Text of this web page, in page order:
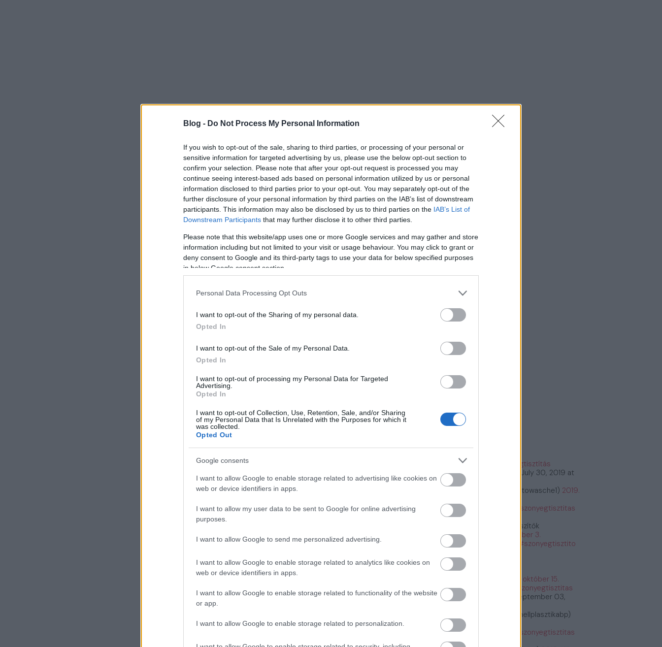
Blog - Do Not Process My Personal Information
If you wish to opt-out of the sale, sharing to third parties, or processing of your personal or
sensitive information for targeted advertising by us, please use the below opt-out section to
confirm your selection. Please note that after your opt-out request is processed you may
continue seeing interest-based ads based on personal information utilized by us or personal
information disclosed to third parties prior to your opt-out. You may separately opt-out of the
further disclosure of your personal information by third parties on the IAB’s list of downstream
participants. This information may also be disclosed by us to third parties on the IAB’s List of
Downstream Participants that may further disclose it to other third parties.
Please note that this website/app uses one or more Google services and may gather and store
information including but not limited to your visit or usage behaviour. You may click to grant or
deny consent to Google and its third-party tags to use your data for below specified purposes
in below Google consent section.
Personal Data Processing Opt Outs
I want to opt-out of the Sharing of my personal data.
Opted In
I want to opt-out of the Sale of my Personal Data.
Opted In
I want to opt-out of processing my Personal Data for Targeted
Advertising.
Opted In
I want to opt-out of Collection, Use, Retention, Sale, and/or Sharing
of my Personal Data that Is Unrelated with the Purposes for which it
was collected.
Opted Out
Google consents
I want to allow Google to enable storage related to advertising like cookies on
web or device identifiers in apps.
I want to allow my user data to be sent to Google for online advertising
purposes.
I want to allow Google to send me personalized advertising.
I want to allow Google to enable storage related to analytics like cookies on
web or device identifiers in apps.
I want to allow Google to enable storage related to functionality of the website
or app.
I want to allow Google to enable storage related to personalization.
Szőnyegtisztítás
#szőnyegtisztítás
https://t.co/2kCeMMwvxK
July 30, 2019 at
06:26PM
— bioautowasche (@bioautowasche1) 2019.
https://t.co/PASrtywGdr
#szonyegtisztitas
https://t.co/PASrtywGdr
— Étrend és Táplálékkiegészítők
(@etrendes)
2019. december 3.
https://t.co/G6y7bq2BNU
#szonyegtisztito
https://t.co/G6y7bq2BNU
— Fogyás és fogyókúra
2019. október 15.
https://t.co/ErRtlyiGW9
#szonyegtisztitas
https://t.co/ErRtlyiGW9
September 03,
— Plasztikai Sebészet (@mellplasztikabp)
2019. szeptember 3.
https://t.co/xkWHrUDgsi
#szonyegtisztitas
https://t.co/xkWHrUDgsi